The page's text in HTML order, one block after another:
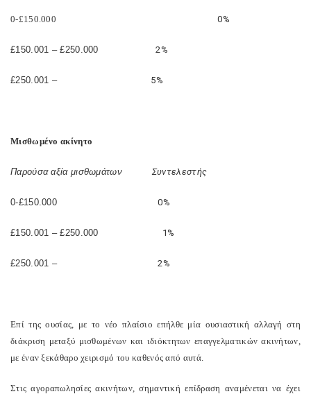
0-£150.000 0%
£150.001 – £250.000 2%
£250.001 –5%
Μισθωμένο ακίνητο
Παρούσα αξία μισθωμάτωνΣυντελεστής
0-£150.000 0%
£150.001 – £250.000 1%
£250.001 –2%
Επί της ουσίας, με το νέο πλαίσιο επήλθε μία ουσιαστική αλλαγή στη
διάκριση μεταξύ μισθωμένων και ιδιόκτητων επαγγελματικών ακινήτων,
με έναν ξεκάθαρο χειρισμό του καθενός από αυτά.
Στις αγοραπωλησίες ακινήτων, σημαντική επίδραση αναμένεται να έχει